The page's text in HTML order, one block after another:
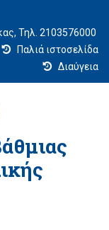
Τηλ. 2103576000
Παλιά ιστοσελίδα
Διαύγεια